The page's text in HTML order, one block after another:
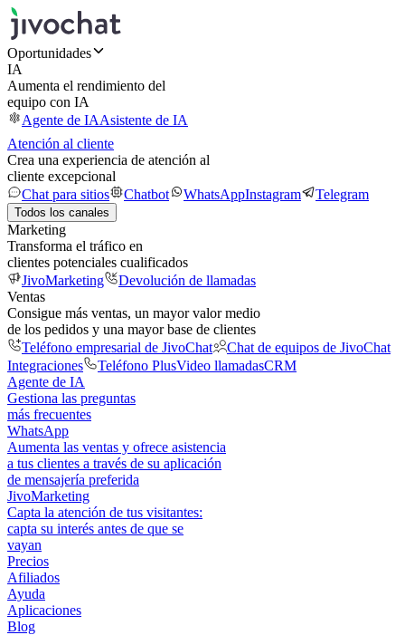
Oportunidades
IA
Aumenta el rendimiento del
equipo con IA
Agente de IAAsistente de IA
Atención al cliente
Crea una experiencia de atención al
cliente excepcional
Chat para sitios
Chatbot WhatsAppInstagram Telegram
Todos los canales
Marketing
Transforma el tráfico en
clientes potenciales cualificados
JivoMarketing
Devolución de llamadas
Ventas
Consigue más ventas, un mayor valor medio
de los pedidos y una mayor base de clientes
Teléfono empresarial de JivoChat
Chat de equipos de JivoChat
Integraciones
Teléfono PlusVideo llamadasCRM
Agente de IA
Gestiona las preguntas
más frecuentes
WhatsApp
Aumenta las ventas y ofrece asistencia
a tus clientes a través de su aplicación
de mensajería preferida
JivoMarketing
Capta la atención de tus visitantes:
capta su interés antes de que se
vayan
Precios
Afiliados
Ayuda
Aplicaciones
Blog